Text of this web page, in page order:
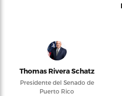
Thomas Rivera Schatz
Presidente del Senado de
Puerto Rico